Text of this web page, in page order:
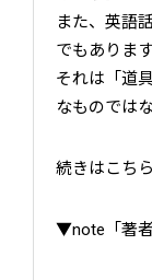
また、英語
でもあります
それは「道
なものでは
続きはこち
▼note「著者